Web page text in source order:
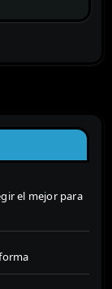
el mejor para